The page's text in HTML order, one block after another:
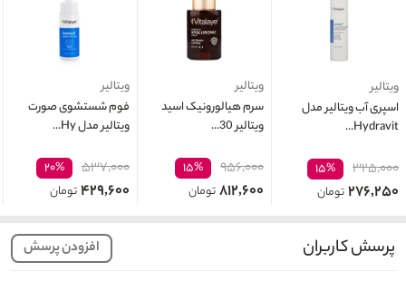
ویتالیر
اسپری آب ویتالیر مدل
Hydravit...
۳۲۵,۰۰۰ ۱۵%
۲۷۶,۲۵۰تومان
ویتالیر
سرم هيالورونيک اسید
ویتالیر 30...
۹۵۶,۰۰۰ ۱۵%
۸۱۲,۶۰۰تومان
ویتالیر
فوم شستشوی صورت
ویتالیر مدل Hy...
۵۳۷,۰۰۰ ۲۰%
۴۲۹,۶۰۰تومان
پرسش کاربران افزودن پرسش